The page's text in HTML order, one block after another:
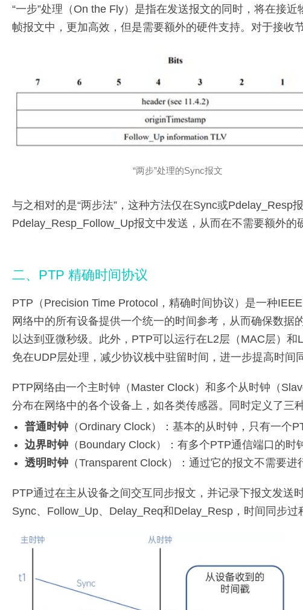
“一步”处理（On the Fly）是指在发送报文的同时，将在接
帧报文中，更加高效，但是需要额外的硬件支持。对于接收
“两步”处理的Sync报文
与之相对的是“两步法”，这种方法仅在Sync或
Pdelay_Resp_Follow_Up报文中发送，从而在不需要额外的
二、PTP 精确时间协议
PTP（Precision Time Protocol，精确时间协议）是一种
网络中的所有设备提供一个统一的时间参考，从而确保数
以达到亚微秒级。此外，PTP可以运行在L2层（MAC层）
免在UDP层处理，减少协议栈中驻留时间，进一步提高时间
PTP网络由一个主时钟（Master Clock）和多个从时钟（
分布在网络中的各个设备上，如各类传感器。同时定义了三
普通时钟 （Ordinary Clock）：基本的从时钟，只有一个
边界时钟 （Boundary Clock）：有多个PTP通信端口的
透明时钟 （Transparent Clock）：通过它的报文不需要进
PTP通过在主从设备之间交互同步报文，并记录下报文发送
Sync、Follow_Up、Delay_Req和Delay_Resp，时间同步过